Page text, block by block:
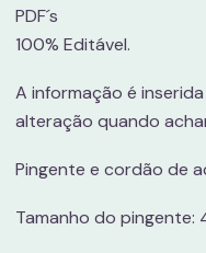
PDF´s
100% Editável.
A informação é
alteração quando
Pingente e cordão de
Tamanho do pingente: